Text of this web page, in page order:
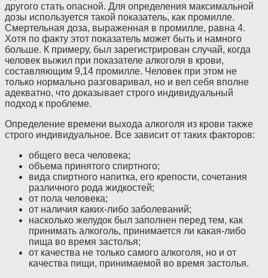
другого стать опасной. Для определения максимальной
дозы используется такой показатель, как промилле.
Смертельная доза, выраженная в промилле, равна 4.
Хотя по факту этот показатель может быть и намного
больше. К примеру, был зарегистрирован случай, когда
человек выжил при показателе алкоголя в крови,
составляющим 9,14 промилле. Человек при этом не
только нормально разговаривал, но и вел себя вполне
адекватно, что доказывает строго индивидуальный
подход к проблеме.
Определение времени выхода алкоголя из крови также
строго индивидуальное. Все зависит от таких факторов:
общего веса человека;
объема принятого спиртного;
вида спиртного напитка, его крепости, сочетания
различного рода жидкостей;
от пола человека;
от наличия каких-либо заболеваний;
насколько желудок был заполнен перед тем, как
принимать алкоголь, принимается ли какая-либо
пища во время застолья;
от качества не только самого алкоголя, но и от
качества пищи, принимаемой во время застолья.